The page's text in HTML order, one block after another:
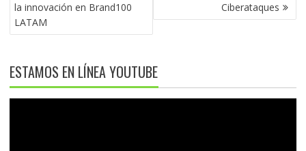
la innovación en Brand100
LATAM
Ciberataques
ESTAMOS EN LÍNEA YOUTUBE